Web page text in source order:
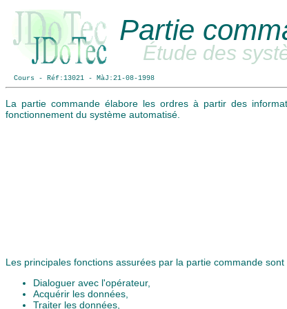
Partie
Étude des
Cours - Réf:13021 - MàJ:21-08-1998
La partie commande élabore les ordres à partir des
fonctionnement du système automatisé.
Les principales fonctions assurées par la partie commande sont
Dialoguer avec l'opérateur,
Acquérir les données,
Traiter les données,